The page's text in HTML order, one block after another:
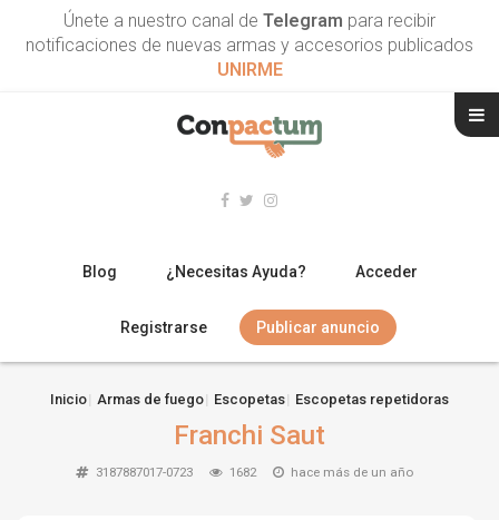
Únete a nuestro canal de Telegram para recibir
notificaciones de nuevas armas y accesorios publicados
UNIRME
Blog ¿Necesitas Ayuda? Acceder
Registrarse Publicar anuncio
ARMAS CORTAS
Inicio Armas de fuego Escopetas Escopetas repetidoras
Franchi Saut
3187887017-0723 1682 hace más de un año